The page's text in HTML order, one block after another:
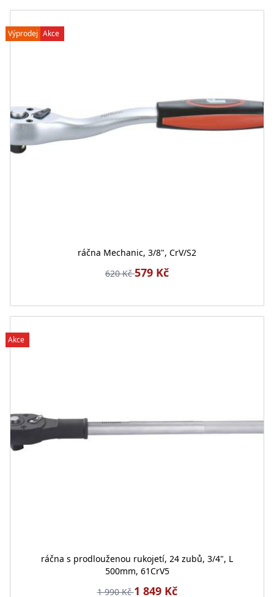
Výprodej Akce
ráčna Mechanic, 3/8", CrV/S2
620 Kč579 Kč
Akce
ráčna s prodlouženou rukojetí, 24 zubů, 3/4", L
500mm, 61CrV5
1 990 Kč1 849 Kč